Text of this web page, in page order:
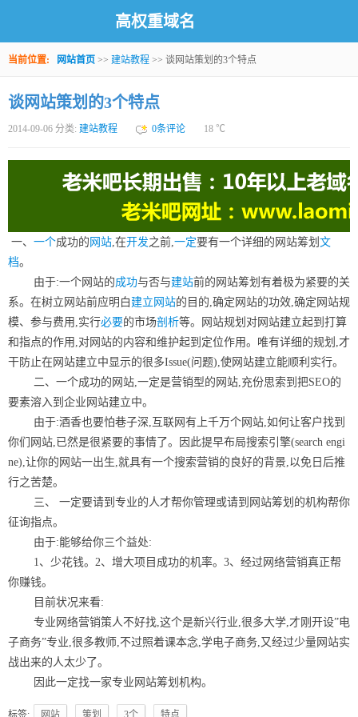
高权重域名
当前位置: 网站首页 >> 建站教程 >> 谈网站策划的3个特点
谈网站策划的3个特点
2014-09-06 分类: 建站教程 0条评论 18 ℃
一、 一个成功的 网站,在开发之前,一定要有一个详细的网站筹划 文
档。
由于:一个网站的成功与否与建站前的网站筹划有着极为紧要的关
系。在树立网站前应明白 建立网站的目的,确定网站的功效,确定网站规
模、参与费用,实行必要的市场剖析等。网站规划对网站建立起到打算
和指点的作用,对网站的内容和维护起到定位作用。唯有详细的规划,才
干防止在网站建立中显示的很多Issue(问题),使网站建立能顺利实行。
二、一个成功的网站,一定是营销型的网站,充份思索到把SEO的
要素溶入到企业网站建立中。
由于:酒香也要怕巷子深,互联网有上千万个网站,如何让客户找到
你们网站,已然是很紧要的事情了。因此提早布局搜索引擎(search engi
ne),让你的网站一出生,就具有一个搜索营销的良好的背景,以免日后推
行之苦楚。
三、 一定要请到专业的人才帮你管理或请到网站筹划的机构帮你
征询指点。
由于:能够给你三个益处:
1、少花钱。2、增大项目成功的机率。3、经过网络营销真正帮
你赚钱。
目前状况来看:
专业网络营销策人不好找,这个是新兴行业,很多大学,才刚开设”电
子商务”专业,很多教师,不过照着课本念,学电子商务,又经过少量网站实
战出来的人太少了。
因此一定找一家专业网站筹划机构。
标签: 网站 策划 3个 特点